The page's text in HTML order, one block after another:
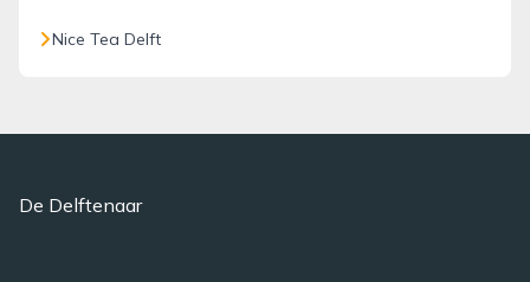
Nice Tea Delft
De Delftenaar